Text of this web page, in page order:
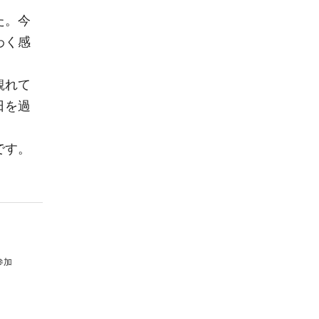
。今
く感
れて
を過
。
加